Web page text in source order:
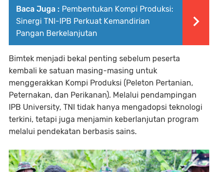
Baca Juga : Pembentukan Kompi Produksi:
Sinergi TNI-IPB Perkuat Kemandirian
Pangan Berkelanjutan
Bimtek menjadi bekal penting sebelum peserta
kembali ke satuan masing-masing untuk
menggerakkan Kompi Produksi (Peleton Pertanian,
Peternakan, dan Perikanan). Melalui pendampingan
IPB University, TNI tidak hanya mengadopsi teknologi
terkini, tetapi juga menjamin keberlanjutan program
melalui pendekatan berbasis sains.